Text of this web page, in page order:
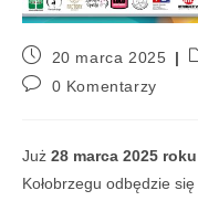
20 marca 2025
0 Komentarzy
Już 28 marca 2025 roku
Kołobrzegu odbędzie się